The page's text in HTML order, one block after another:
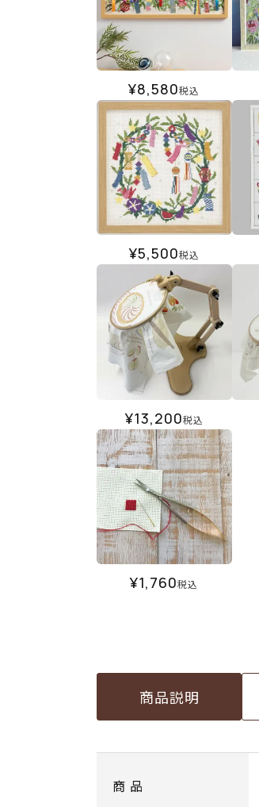
¥8,580税込
¥5,500税込
¥13,200税込
¥1,760税込
商品説明
商 品